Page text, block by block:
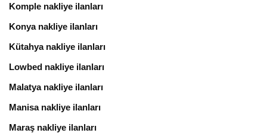
Komple nakliye ilanları
Konya nakliye ilanları
Kütahya nakliye ilanları
Lowbed nakliye ilanları
Malatya nakliye ilanları
Manisa nakliye ilanları
Maraş nakliye ilanları